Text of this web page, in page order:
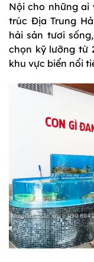
Nội cho những ai
trúc Địa Trung
hải sản tươi
chọn kỹ lưỡng từ
khu vực biển nổi